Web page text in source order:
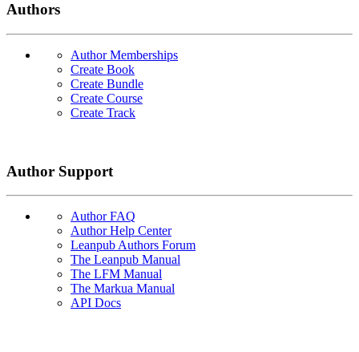
Authors
Author Memberships
Create Book
Create Bundle
Create Course
Create Track
Author Support
Author FAQ
Author Help Center
Leanpub Authors Forum
The Leanpub Manual
The LFM Manual
The Markua Manual
API Docs